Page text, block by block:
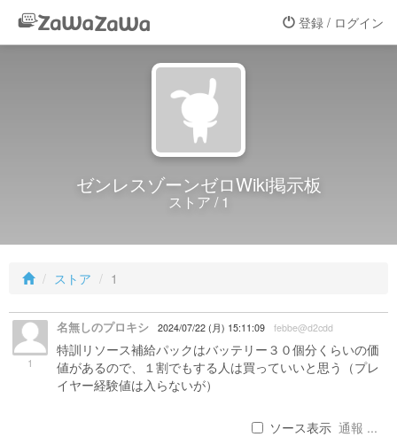
登録 / ログイン
ゼンレスゾーンゼロWiki掲示板
ストア / 1
ストア 1
1
名無しのプロキシ 2024/07/22 (月) 15:11:09 febbe@d2cdd
特訓リソース補給パックはバッテリー３０個分くらいの価
値があるので、１割でもする人は買っていいと思う（プレ
イヤー経験値は入らないが）
ソース表示 通報 ...